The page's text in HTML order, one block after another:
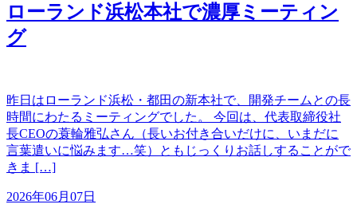
ローランド浜松本社で濃厚ミーティン
グ
昨日はローランド浜松・都田の新本社で、開発チームとの長
時間にわたるミーティングでした。 今回は、代表取締役社
長CEOの蓑輪雅弘さん（長いお付き合いだけに、いまだに
言葉遣いに悩みます…笑）ともじっくりお話しすることがで
きま […]
2026年06月07日